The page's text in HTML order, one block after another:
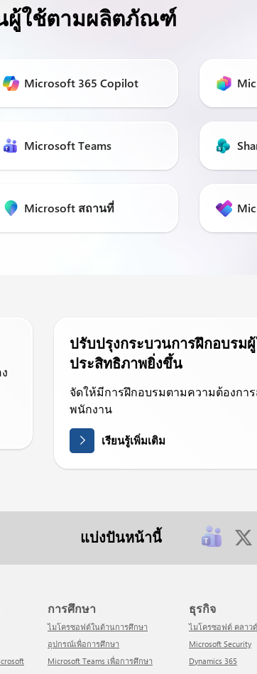
ผู้ใช้ตามผลิตภัณฑ์
Microsoft 365 Copilot
Microsoft Teams
Microsoft สถานที่
ปรับปรุงกระบวนการฝึกอบรม
ประสิทธิภาพยิ่งขึ้น
จัดให้มีการฝึกอบรมตามความต้องกา
พนักงาน
เรียนรู้เพิ่มเติม
แบ่งปันหน้านี้
การศึกษา
ไมโครซอฟต์ในด้านการศึกษา
อุปกรณ์เพื่อการศึกษา
Microsoft Teams เพื่อการศึกษา
ธุรกิจ
ไมโครซอฟต์ คลาวด์
Microsoft Security
Dynamics 365